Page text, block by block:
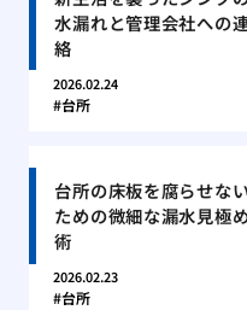
水漏れと管理会社への
絡
2026.02.24
台所
台所の床板を腐らせな
ための微細な漏水見極
術
2026.02.23
台所